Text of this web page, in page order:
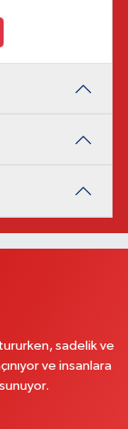
sadelik ve
ve insanlara